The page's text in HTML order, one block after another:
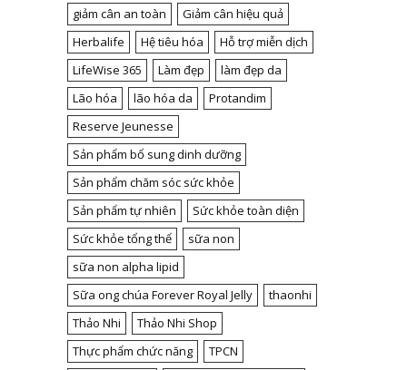
giảm cân an toàn
Giảm cân hiệu quả
Herbalife
Hệ tiêu hóa
Hỗ trợ miễn dịch
LifeWise 365
Làm đẹp
làm đẹp da
Lão hóa
lão hóa da
Protandim
Reserve Jeunesse
Sản phẩm bổ sung dinh dưỡng
Sản phẩm chăm sóc sức khỏe
Sản phẩm tự nhiên
Sức khỏe toàn diện
Sức khỏe tổng thể
sữa non
sữa non alpha lipid
Sữa ong chúa Forever Royal Jelly
thaonhi
Thảo Nhi
Thảo Nhi Shop
Thực phẩm chức năng
TPCN